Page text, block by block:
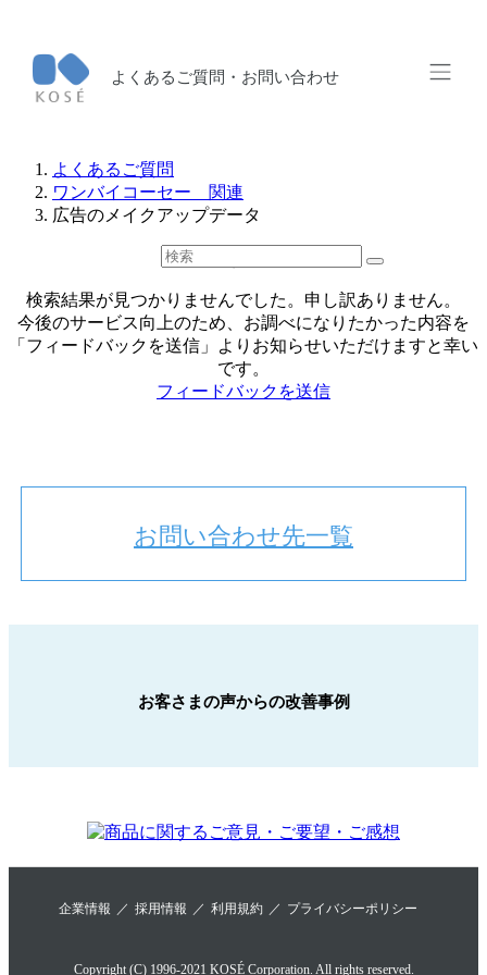
よくあるご質問・お問い合わせ
よくあるご質問
ワンバイコーセー 関連
広告のメイクアップデータ
検索結果が見つかりませんでした。申し訳ありません。
今後のサービス向上のため、お調べになりたかった内容を
「フィードバックを送信」よりお知らせいただけますと幸い
です。
フィードバックを送信
お問い合わせ先一覧
お客さまの声からの改善事例
企業情報 採用情報 利用規約 プライバシーポリシー
Copyright (C) 1996-2021 KOSÉ Corporation. All rights reserved.